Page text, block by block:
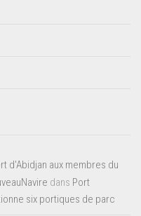
d'Abidjan aux membres du
dans Port
six portiques de parc